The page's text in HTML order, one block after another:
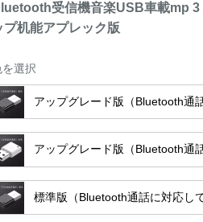
受信機音楽USB車載mp
プ机能アプレック版
を選択
アップグレード版（Bluetooth通
アップグレード版（Bluetooth通
標準版（Bluetooth通話に対応し